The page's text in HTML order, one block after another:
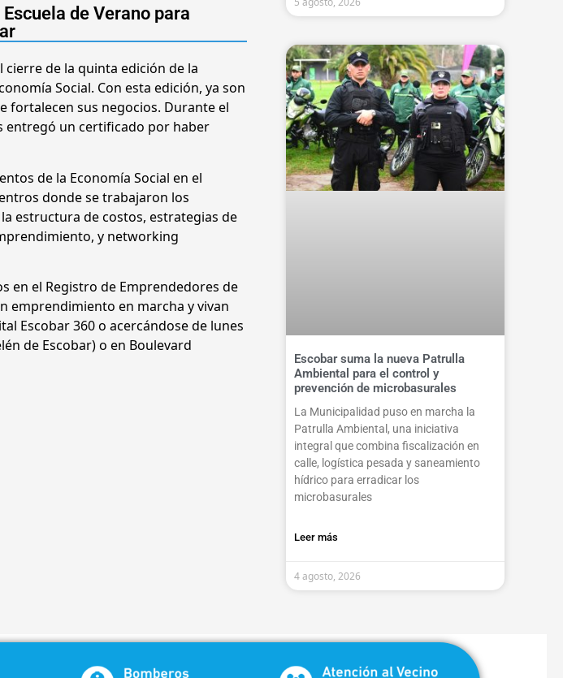
de Verano para
cierre de la quinta edición de la
Social. Con esta edición, ya son
fortalecen sus negocios. Durante el
entregó un certificado por haber
de la Economía Social en el
donde se trabajaron los
estructura de costos, estrategias de
y networking
en el Registro de Emprendedores de
emprendimiento en marcha y vivan
Escobar 360 o acercándose de lunes
de Escobar) o en Boulevard
Escobar suma la nueva Patrulla
Ambiental para el control y
prevención de microbasurales
La Municipalidad puso en marcha la
Patrulla Ambiental, una iniciativa
integral que combina fiscalización en
calle, logística pesada y saneamiento
hídrico para erradicar los
microbasurales
Leer más
4 agosto, 2026